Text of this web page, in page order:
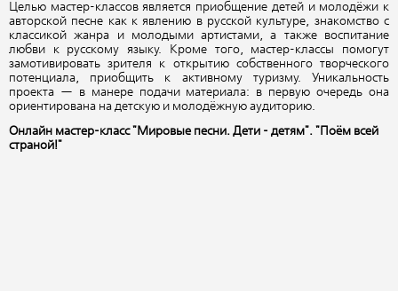
Целью мастер-классов является приобщение детей и молодёжи к
авторской песне как к явлению в русской культуре, знакомство с
классикой жанра и молодыми артистами, а также воспитание
любви к русскому языку. Кроме того, мастер-классы помогут
замотивировать зрителя к открытию собственного творческого
потенциала, приобщить к активному туризму. Уникальность
проекта — в манере подачи материала: в первую очередь она
ориентирована на детскую и молодёжную аудиторию.
Онлайн мастер-класс "Мировые песни. Дети - детям". "Поём всей
страной!"